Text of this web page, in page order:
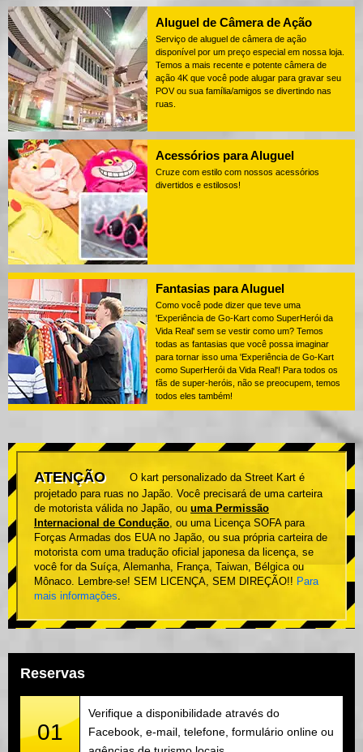
Aluguel de Câmera de Ação
Serviço de aluguel de câmera de ação
disponível por um preço especial em nossa loja.
Temos a mais recente e potente câmera de
ação 4K que você pode alugar para gravar seu
POV ou sua família/amigos se divertindo nas
ruas.
Acessórios para Aluguel
Cruze com estilo com nossos acessórios
divertidos e estilosos!
Fantasias para Aluguel
Como você pode dizer que teve uma
'Experiência de Go-Kart como SuperHerói da
Vida Real' sem se vestir como um? Temos
todas as fantasias que você possa imaginar
para tornar isso uma 'Experiência de Go-Kart
como SuperHerói da Vida Real'! Para todos os
fãs de super-heróis, não se preocupem, temos
todos eles também!
ATENÇÃO
O kart personalizado da Street Kart é
projetado para ruas no Japão. Você precisará de uma carteira
de motorista válida no Japão, ou uma Permissão
Internacional de Condução, ou uma Licença SOFA para
Forças Armadas dos EUA no Japão, ou sua própria carteira de
motorista com uma tradução oficial japonesa da licença, se
você for da Suíça, Alemanha, França, Taiwan, Bélgica ou
Mônaco. Lembre-se! SEM LICENÇA, SEM DIREÇÃO!! Para
mais informações.
Reservas
01
Verifique a disponibilidade através do
Facebook, e-mail, telefone, formulário online ou